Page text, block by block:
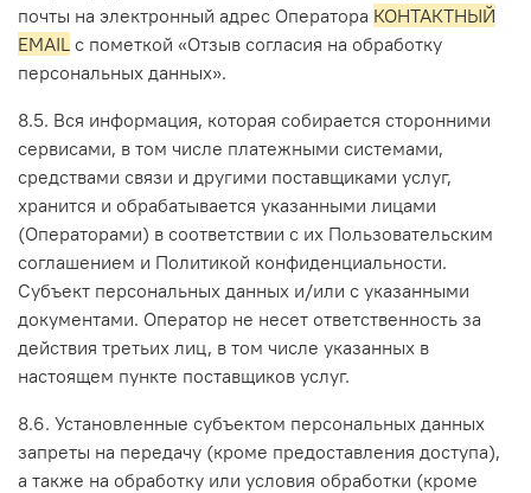
почты на электронный адрес Оператора КОНТАКТНЫЙ
EMAIL с пометкой «Отзыв согласия на обработку
персональных данных».
8.5. Вся информация, которая собирается сторонними
сервисами, в том числе платежными системами,
средствами связи и другими поставщиками услуг,
хранится и обрабатывается указанными лицами
(Операторами) в соответствии с их Пользовательским
соглашением и Политикой конфиденциальности.
Субъект персональных данных и/или с указанными
документами. Оператор не несет ответственность за
действия третьих лиц, в том числе указанных в
настоящем пункте поставщиков услуг.
8.6. Установленные субъектом персональных данных
запреты на передачу (кроме предоставления доступа),
а также на обработку или условия обработки (кроме